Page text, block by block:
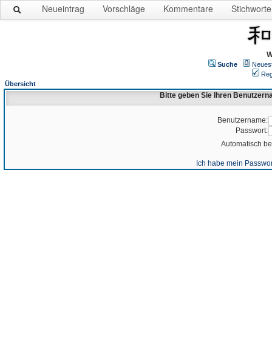
Neueintrag Vorschläge Kommentare Stichworte
Suche
Übersicht
Bitte geben Sie Ihren
Benutzername:
Passwort:
Automatisch
Ich habe mein